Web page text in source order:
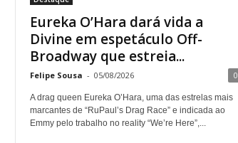
Eureka O’Hara dará vida a
Divine em espetáculo Off-
Broadway que estreia...
Felipe Sousa - 05/08/2026 0
A drag queen Eureka O’Hara, uma das estrelas mais
marcantes de “RuPaul’s Drag Race” e indicada ao
Emmy pelo trabalho no reality “We’re Here”,...